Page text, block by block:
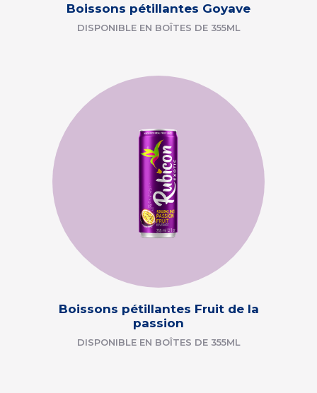
Boissons pétillantes Goyave
DISPONIBLE EN BOÎTES DE 355ML
Boissons pétillantes Fruit de la
passion
DISPONIBLE EN BOÎTES DE 355ML